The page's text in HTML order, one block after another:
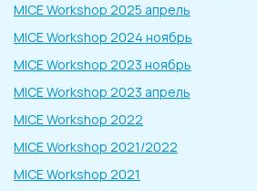
MICE Workshop 2025 апрель
MICE Workshop 2024 ноябрь
MICE Workshop 2023 ноябрь
MICE Workshop 2023 апрель
MICE Workshop 2022
MICE Workshop 2021/2022
MICE Workshop 2021